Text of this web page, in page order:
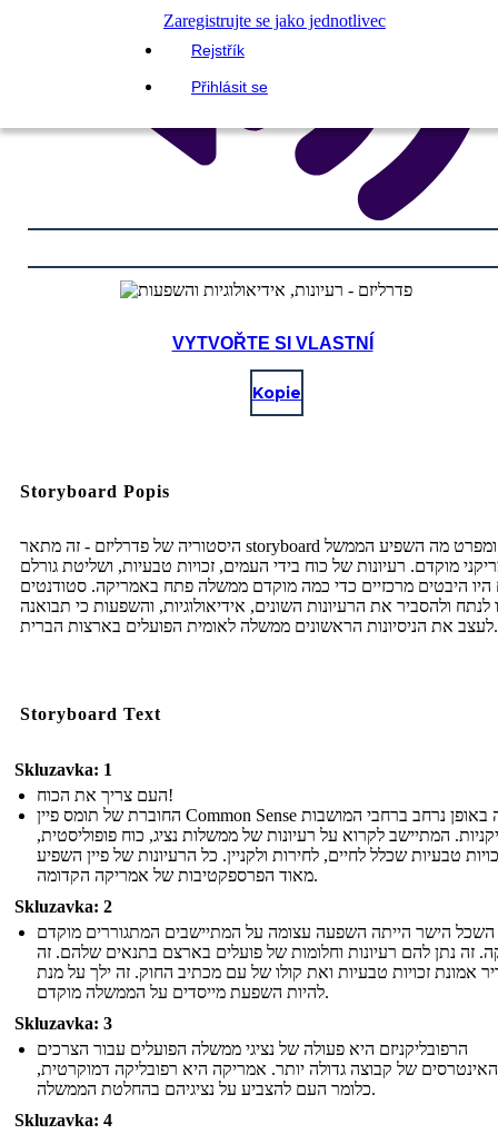
Zaregistrujte se jako jednotlivec
Rejstřík
Přihlásit se
VYTVOŘTE SI VLASTNÍ
Kopie
Storyboard Popis
היסטוריה של פדרליזם - זה מתאר storyboard רשת ומפרט מה השפיע הממשל
מוקדם. רעיונות של כוח בידי העמים, זכויות טבעיות, ושליטת גורלם
היו היבטים מרכזיים כדי כמה מוקדם ממשלה פתח באמריקה. סטודנטים
לנתח ולהסביר את הרעיונות השונים, אידיאולוגיות, והשפעות כי תבואנה
לעצב את הניסיונות הראשונים ממשלה לאומית הפועלים בארצות הברית.
Storyboard Text
Skluzavka: 1
העם צריך את הכוח!
החוברת של תומס פיין Common Sense הופצה באופן נרחב ברחבי המושבות
המתיישב לקרוא על רעיונות של ממשלות נציג, כוח פופוליסטית,
טבעיות שכלל לחיים, לחירות ולקניין. כל הרעיונות של פיין השפיע
מאוד הפרספקטיבות של אמריקה הקדומה.
Skluzavka: 2
השכל הישר הייתה השפעה עצומה על המתיישבים המתגוררים מוקדם
זה נתן להם רעיונות וחלומות של פועלים בארצם בתנאים שלהם. זה
אמונת זכויות טבעיות ואת קולו של עם מכתיב החוק. זה ילך על מנת
להיות השפעת מייסדים על הממשלה מוקדם.
Skluzavka: 3
הרפובליקניזם היא פעולה של נציגי ממשלה הפועלים עבור הצרכים
של קבוצה גדולה יותר. אמריקה היא רפובליקה דמוקרטית,
כלומר העם להצביע על נציגיהם בהחלטת הממשלה.
Skluzavka: 4